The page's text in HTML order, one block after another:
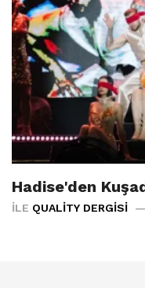
Hadise'den
İLE QUALITY DERGISI